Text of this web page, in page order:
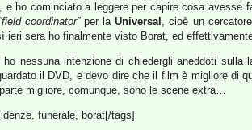
e ho cominciato a leggere per capire cosa
“field coordinator”per laUniversal , cioè un
ieri sera ho finalmente visto Borat, ed
ho nessuna intenzione di chiedergli aneddoti
il DVD, e devo dire che il film è migliore di
migliore, comunque, sono le scene extra…
funerale, borat[/tags]